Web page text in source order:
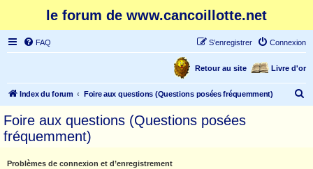
le forum de www.cancoillotte.net
FAQ Connexion
S’enregistrer
Livre d'or
Retour au site
Index du forum Foire aux questions (Questions posées fréquemment)
Foire aux questions (Questions posées
fréquemment)
Problèmes de connexion et d’enregistrement